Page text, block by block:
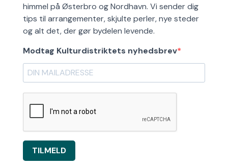
himmel på Østerbro og Nordhavn. Vi sender dig
tips til arrangementer, skjulte perler, nye steder
og alt det, der gør bydelen levende.
Modtag Kulturdistriktets nyhedsbrev
TILMELD